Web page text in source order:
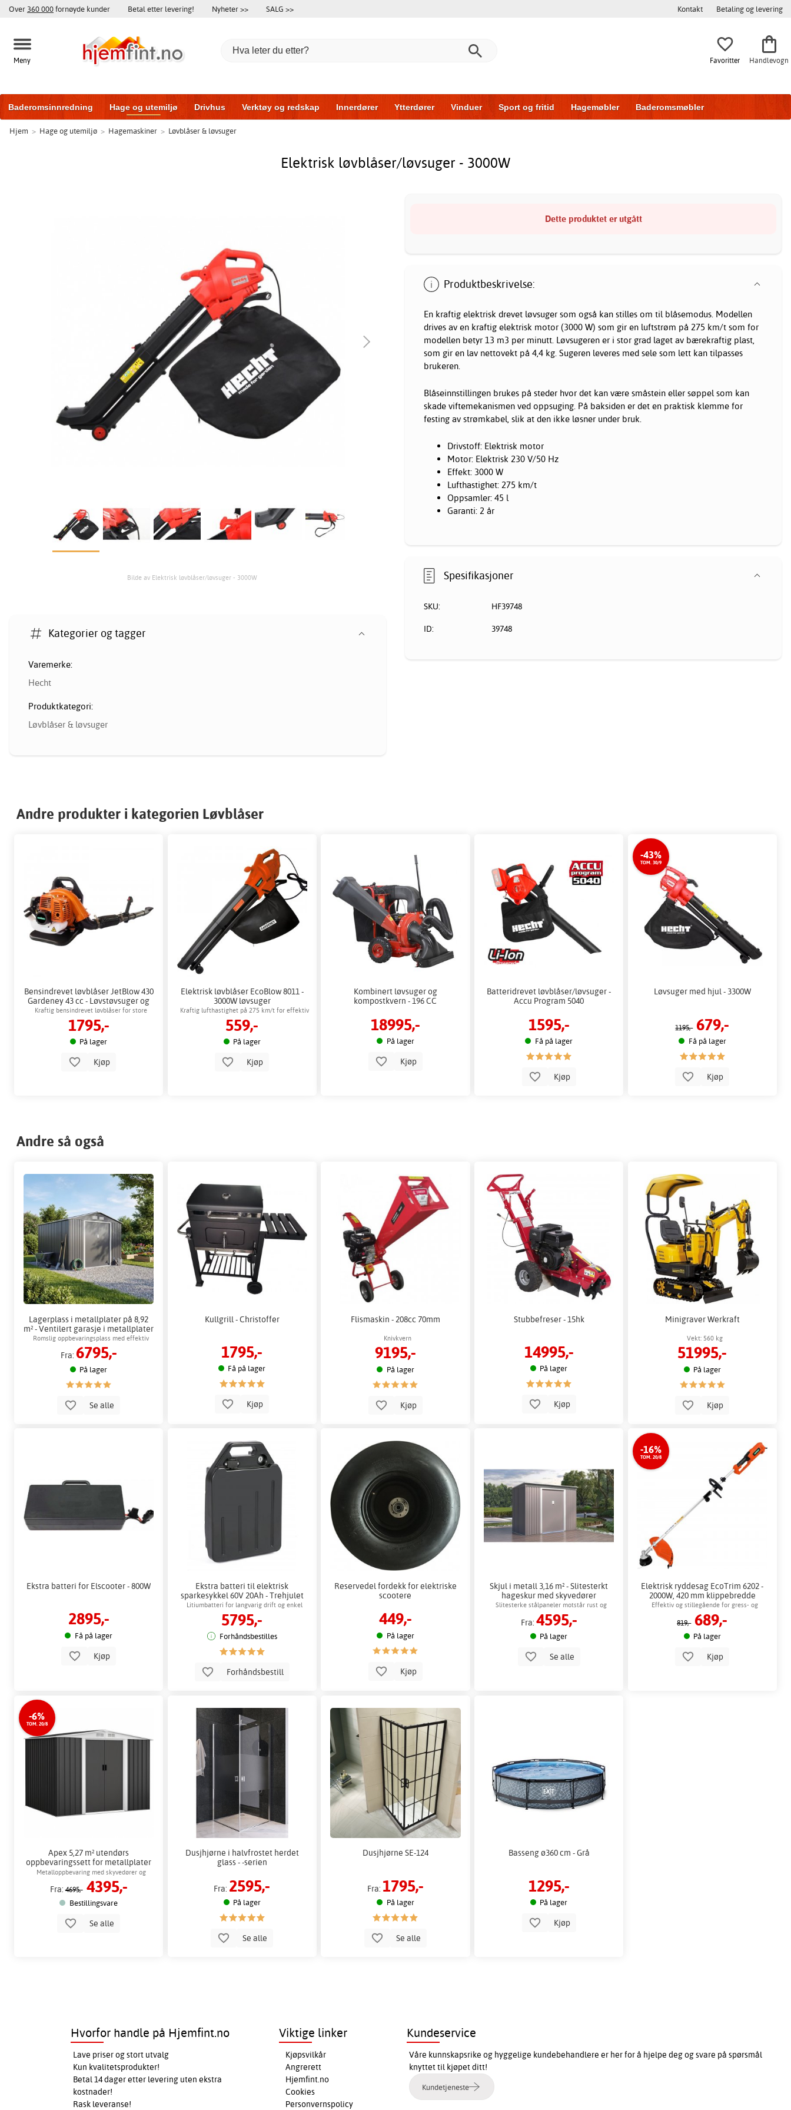
Over 360 000fornøyde kunder Betal etter levering! Nyheter >> SALG >> Kontakt Betaling og levering
Meny Favoritter Handlevogn
Baderomsinnredning Hage og utemiljø Drivhus Verktøy og redskap Innerdører Ytterdører Vinduer Sport og fritid Hagemøbler Baderomsmøbler
Hytter og friggeboder Hjem og innredning Treningsutstyr
Hjem > Hage og utemiljø > Hagemaskiner > Løvblåser & løvsuger
Elektrisk løvblåser/løvsuger - 3000W
Bilde av Elektrisk løvblåser/løvsuger - 3000W
Dette produktet er utgått
Produktbeskrivelse:
En kraftig elektrisk drevet løvsuger som også kan stilles om til blåsemodus. Modellen
drives av en kraftig elektrisk motor (3000 W) som gir en luftstrøm på 275 km/t som for
modellen betyr 13 m3 per minutt. Løvsugeren er i stor grad laget av bærekraftig plast,
som gir en lav nettovekt på 4,4 kg. Sugeren leveres med sele som lett kan tilpasses
brukeren.
Blåseinnstillingen brukes på steder hvor det kan være småstein eller søppel som kan
skade viftemekanismen ved oppsuging. På baksiden er det en praktisk klemme for
festing av strømkabel, slik at den ikke løsner under bruk.
Drivstoff: Elektrisk motor
Motor: Elektrisk 230 V/50 Hz
Effekt: 3000 W
Lufthastighet: 275 km/t
Oppsamler: 45 l
Garanti: 2 år
Spesifikasjoner
SKU: HF39748
ID: 39748
Kategorier og tagger
Varemerke:
Hecht
Produktkategori:
Løvblåser & løvsuger
Andre produkter i kategorien Løvblåser
Bensindrevet løvblåser JetBlow 430
Gardeney 43 cc - Løvstøvsuger og
løvblåser best i test
Kraftig bensindrevet løvblåser for store
områder
1795,-
På lager
Kjøp
Elektrisk løvblåser EcoBlow 8011 -
3000W løvsuger
Kraftig lufthastighet på 275 km/t for effektiv
rengjøring
559,-
På lager
Kjøp
Kombinert løvsuger og
kompostkvern - 196 CC
18995,-
På lager
Kjøp
Batteridrevet løvblåser/løvsuger -
Accu Program 5040
1595,-
Få på lager
Kjøp
-43%
TOM. 30/9
Løvsuger med hjul - 3300W
1195,- 679,-
Få på lager
Kjøp
Andre så også
Lagerplass i metallplater på 8,92
m² - Ventilert garasje i metallplater
med skyvedører
Romslig oppbevaringsplass med effektiv
luftsirkulasjon
Fra: 6795,-
På lager
Se alle
Kullgrill - Christoffer
1795,-
Få på lager
Kjøp
Flismaskin - 208cc 70mm
Knivkvern
9195,-
På lager
Kjøp
Stubbefreser - 15hk
14995,-
På lager
Kjøp
Minigraver Werkraft
Vekt: 560 kg
51995,-
På lager
Kjøp
Ekstra batteri for Elscooter - 800W
2895,-
Få på lager
Kjøp
Ekstra batteri til elektrisk
sparkesykkel 60V 20Ah - Trehjulet
og Citycoco
Litiumbatteri for langvarig drift og enkel
montering
5795,-
Forhåndsbestilles
Forhåndsbestill
Reservedel fordekk for elektriske
scootere
449,-
På lager
Kjøp
Skjul i metall 3,16 m² - Slitesterkt
hageskur med skyvedører
Slitesterke stålpaneler motstår rust og
korrosjon
Fra: 4595,-
På lager
Se alle
-16%
TOM. 20/8
Elektrisk ryddesag EcoTrim 6202 -
2000W, 420 mm klippebredde
Effektiv og stillegående for gress- og
kratttrimming
819,- 689,-
På lager
Kjøp
-6%
TOM. 20/8
Apex 5,27 m² utendørs
oppbevaringssett for metallplater
Metalloppbevaring med skyvedører og
ventilasjon
Fra:4695,- 4395,-
Bestillingsvare
Se alle
Dusjhjørne i halvfrostet herdet
glass - -serien
Fra: 2595,-
På lager
Se alle
Dusjhjørne SE-124
Fra: 1795,-
På lager
Se alle
Basseng ø360 cm - Grå
1295,-
På lager
Kjøp
Hvorfor handle på Hjemfint.no
Lave priser og stort utvalg
Kun kvalitetsprodukter!
Betal 14 dager etter levering uten ekstra
kostnader!
Rask leveranse!
Viktige linker
Kjøpsvilkår
Angrerett
Hjemfint.no
Cookies
Personvernspolicy
Kundeservice
Våre kunnskapsrike og hyggelige kundebehandlere er her for å hjelpe deg og svare på spørsmål
knyttet til kjøpet ditt!
Kundetjeneste